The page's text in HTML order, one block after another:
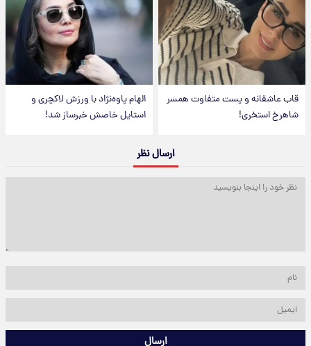
قاب عاشقانه و پست متفاوت همسر
شاهرخ استخری!
الهام پاوه‌نژاد با ورزش لاکچری و
استایل خاصش خبرساز شد!
ارسال نظر
ارسال